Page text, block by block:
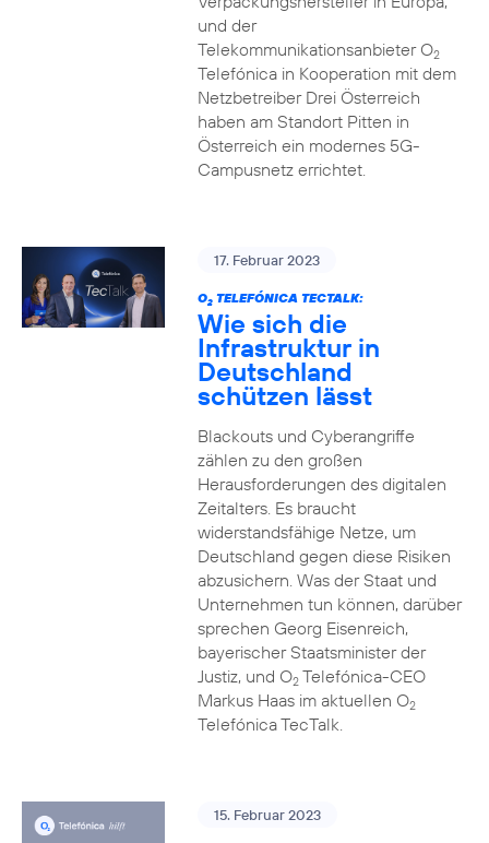
und der
Telekommunikationsanbieter O2
Telefónica in Kooperation mit dem
Netzbetreiber Drei Österreich
haben am Standort Pitten in
Österreich ein modernes 5G-
Campusnetz errichtet.
17. Februar 2023
O2TELEFÓNICA TECTALK:
Wie sich die
Infrastruktur in
Deutschland
schützen lässt
Blackouts und Cyberangriffe
zählen zu den großen
Herausforderungen des digitalen
Zeitalters. Es braucht
widerstandsfähige Netze, um
Deutschland gegen diese Risiken
abzusichern. Was der Staat und
Unternehmen tun können, darüber
sprechen Georg Eisenreich,
bayerischer Staatsminister der
Justiz, und O2Telefónica-CEO
Markus Haas im aktuellen O2
Telefónica TecTalk.
15. Februar 2023